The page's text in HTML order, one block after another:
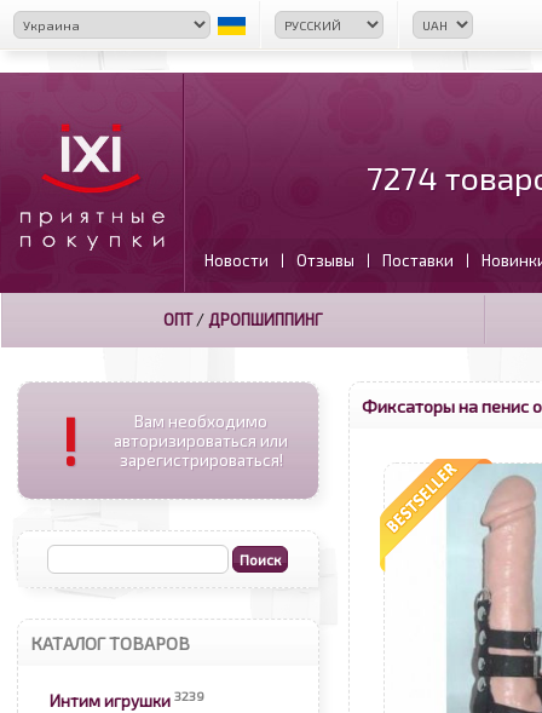
7274
Новости | Отзывы | Поставки |
ОПТ/ ДРОПШИППИНГ
!
Вам необходимо
авторизироваться или
зарегистрироваться!
КАТАЛОГ ТОВАРОВ
Интим игрушки 3239
Фиксаторы на пенис